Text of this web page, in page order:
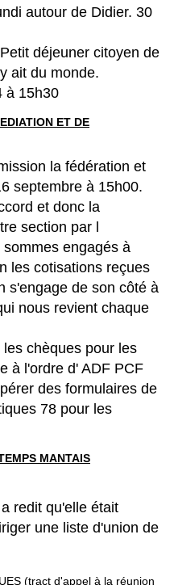
autour de Didier. 30
déjeuner citoyen de
ait du monde.
à 15h30
ET DE
la fédération et
septembre à 15h00.
et donc la
section par l
engagés à
les cotisations reçues
s'engage de son côté à
nous revient chaque
chèques pour les
à l'ordre d' ADF PCF
des formulaires de
78 pour les
MANTAIS
redit qu'elle était
une liste d'union de
(tract d'appel à la réunion